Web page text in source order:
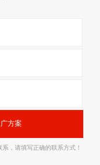
，请填写正确的联系方式！